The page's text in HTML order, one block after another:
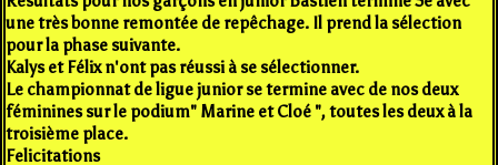
une très bonne remontée de repêchage. Il prend la sélection
pour la phase suivante.
Kalys et Félix n'ont pas réussi à se sélectionner.
Le championnat de ligue junior se termine avec de nos deux
féminines sur le podium" Marine et Cloé ", toutes les deux à la
troisième place.
Felicitations